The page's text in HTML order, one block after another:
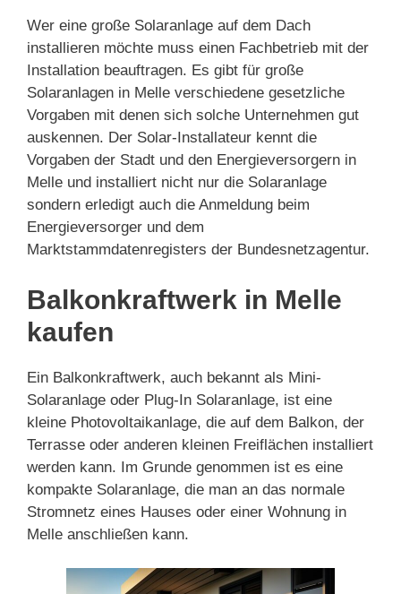
Wer eine große Solaranlage auf dem Dach
installieren möchte muss einen Fachbetrieb mit der
Installation beauftragen. Es gibt für große
Solaranlagen in Melle verschiedene gesetzliche
Vorgaben mit denen sich solche Unternehmen gut
auskennen. Der Solar-Installateur kennt die
Vorgaben der Stadt und den Energieversorgern in
Melle und installiert nicht nur die Solaranlage
sondern erledigt auch die Anmeldung beim
Energieversorger und dem
Marktstammdatenregisters der Bundesnetzagentur.
Balkonkraftwerk in Melle
kaufen
Ein Balkonkraftwerk, auch bekannt als Mini-
Solaranlage oder Plug-In Solaranlage, ist eine
kleine Photovoltaikanlage, die auf dem Balkon, der
Terrasse oder anderen kleinen Freiflächen installiert
werden kann. Im Grunde genommen ist es eine
kompakte Solaranlage, die man an das normale
Stromnetz eines Hauses oder einer Wohnung in
Melle anschließen kann.